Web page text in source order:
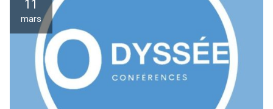
11
mars